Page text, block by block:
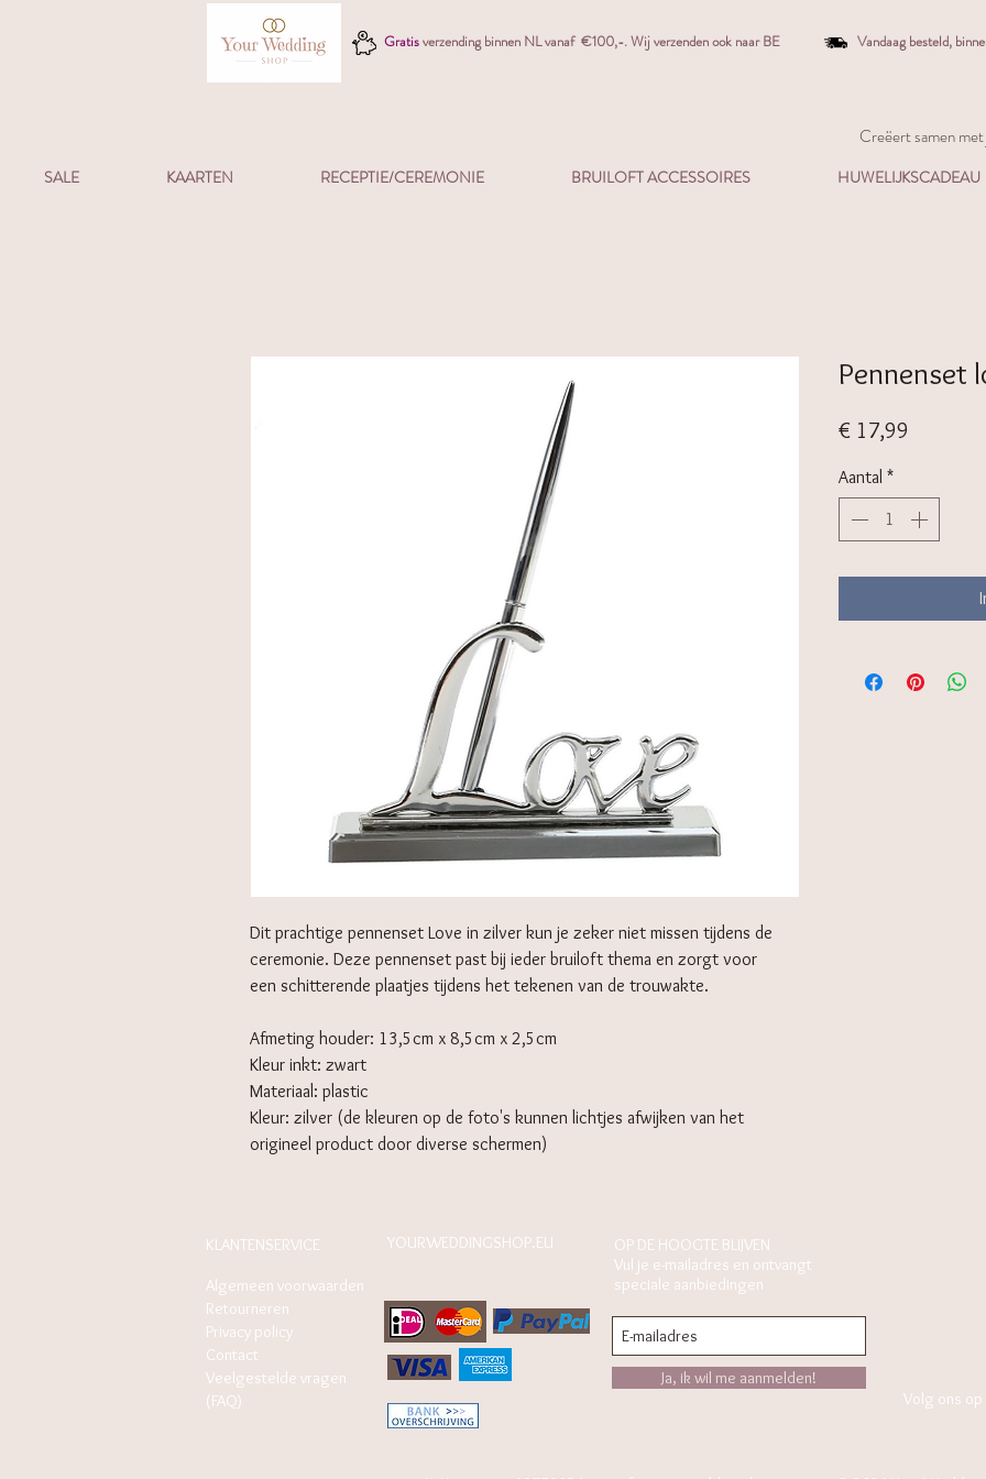
Gratisverzending binnen NL vanaf €100,-. Wij verzenden ook naar BE Vandaag besteld,
Creëert samen
SALE KAARTEN RECEPTIE/CEREMONIE BRUILOFT ACCESSOIRES HUWELIJKSCADEAU
Dit prachtige pennenset Love in zilver kun je zeker niet missen tijdens de
ceremonie. Deze pennenset past bij ieder bruiloft thema en zorgt voor
een schitterende plaatjes tijdens het tekenen van de trouwakte.
Afmeting houder: 13,5cm x 8,5cm x 2,5cm
Kleur inkt: zwart
Materiaal: plastic
Kleur: zilver (de kleuren op de foto's kunnen lichtjes afwijken van het
origineel product door diverse schermen)
Pennenset
€ 17,99
Aantal *
Volg ons op
KLANTENSERVICE
Algemeen voorwaarden
Retourneren
Privacy policy
Contact
Veelgestelde vragen
(FAQ)
YOURWEDDINGSHOP.EU
OP DE HOOGTE BLIJVEN
Vul je e-mailadres en ontvangt
speciale aanbiedingen
Ja, ik wil me aanmelden!